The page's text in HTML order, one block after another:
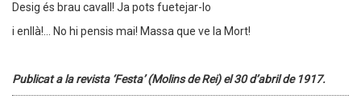
Desig és brau cavall! Ja pots fuetejar-lo
i enllà!... No hi pensis mai! Massa que ve la Mort!
Publicat a la revista ‘Festa’ (Molins de Rei) el 30 d’abril de 1917.